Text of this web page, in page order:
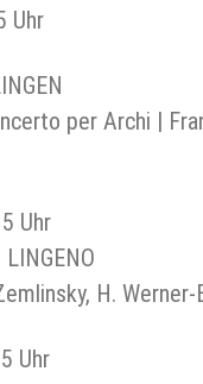
Uhr
per Archi |
Uhr
H. Werner-
Uhr